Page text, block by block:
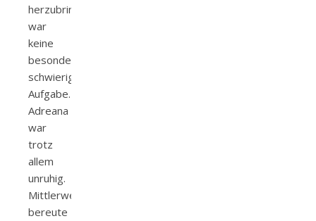
herzubringen,
war
keine
besonders
schwierige
Aufgabe.
Adreana
war
trotz
allem
unruhig.
Mittlerweile
bereute